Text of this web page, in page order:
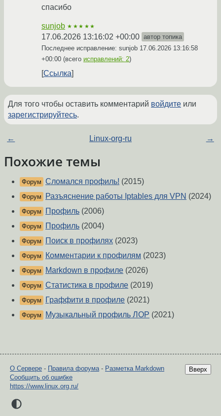
спасибо
sunjob ★★★★★
17.06.2026 13:16:02 +00:00 автор топика
Последнее исправление: sunjob 17.06.2026 13:16:58
+00:00 (всего исправлений: 2)
Ссылка
Для того чтобы оставить комментарий войдите или
зарегистрируйтесь.
← Linux-org-ru →
Похожие темы
Форум Сломался профиль! (2015)
Форум Разъяснение работы Iptables для VPN (2024)
Форум Профиль (2006)
Форум Профиль (2004)
Форум Поиск в профилях (2023)
Форум Комментарии к профилям (2023)
Форум Markdown в профиле (2026)
Форум Статистика в профиле (2019)
Форум Граффити в профиле (2021)
Форум Музыкальный профиль ЛОР (2021)
Вверх
О Сервере - Правила форума- Разметка Markdown
Сообщить об ошибке
https://www.linux.org.ru/